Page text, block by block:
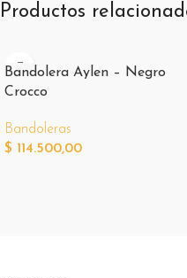
Productos
Bandolera Aylen – Negro
Crocco
Bandoleras
$ 114.500,00